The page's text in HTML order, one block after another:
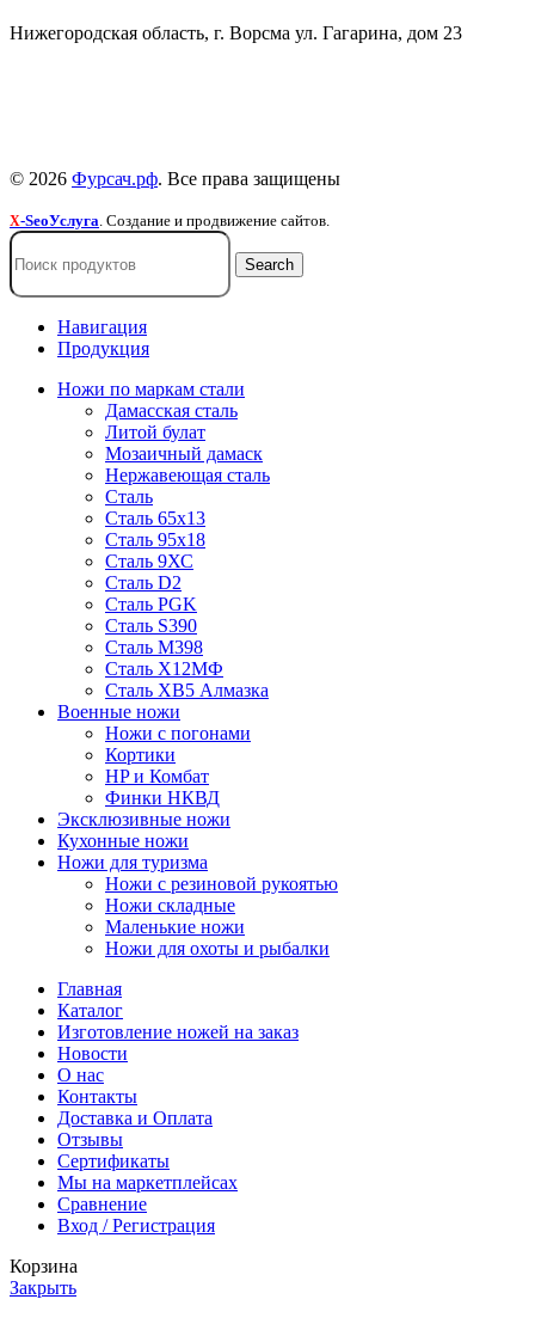
Нижегородская область, г. Ворсма ул. Гагарина, дом 23
© 2026 Фурсач.рф. Все права защищены
X-SeoУслуга. Создание и продвижение сайтов.
Search
Навигация
Продукция
Ножи по маркам стали
Дамасская сталь
Литой булат
Мозаичный дамаск
Нержавеющая сталь
Сталь
Сталь 65х13
Сталь 95х18
Сталь 9ХС
Сталь D2
Сталь PGK
Сталь S390
Сталь M398
Сталь Х12МФ
Сталь ХВ5 Алмазка
Военные ножи
Ножи с погонами
Кортики
HP и Комбат
Финки НКВД
Эксклюзивные ножи
Кухонные ножи
Ножи для туризма
Ножи с резиновой рукоятью
Ножи складные
Маленькие ножи
Ножи для охоты и рыбалки
Главная
Каталог
Изготовление ножей на заказ
Новости
О нас
Контакты
Доставка и Оплата
Отзывы
Сертификаты
Мы на маркетплейсах
Сравнение
Вход / Регистрация
Корзина
Закрыть